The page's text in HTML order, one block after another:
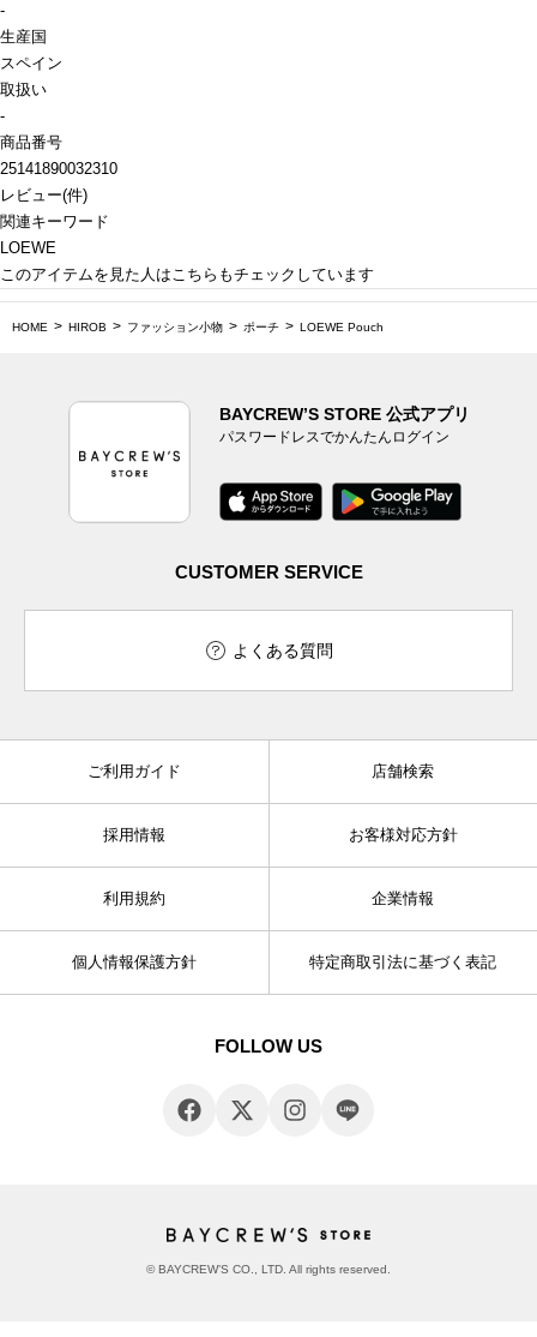
-
生産国
スペイン
取扱い
-
商品番号
25141890032310
レビュー(件)
関連キーワード
LOEWE
このアイテムを見た人はこちらもチェックしています
HOME HIROB ファッション小物 ポーチ LOEWE Pouch
BAYCREW’S STORE 公式アプリ
パスワードレスでかんたんログイン
CUSTOMER SERVICE
よくある質問
ご利用ガイド 店舗検索
採用情報 お客様対応方針
利用規約 企業情報
個人情報保護方針 特定商取引法に基づく表記
FOLLOW US
© BAYCREW’S CO., LTD. All rights reserved.